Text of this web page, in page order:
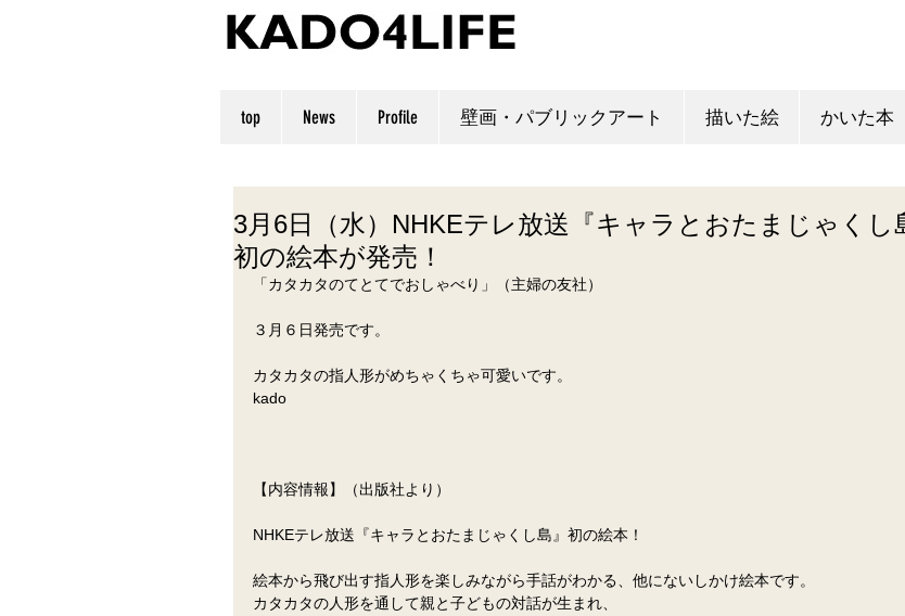
top News Profile 壁画・パブリックアート 描いた絵 かいた本
3月6日（水）NHKEテレ放送『キャラとおたまじゃくし
初の絵本が発売！
「カタカタのてとてでおしゃべり」（主婦の友社）
３月６日発売です。
カタカタの指人形がめちゃくちゃ可愛いです。
kado
【内容情報】（出版社より）
NHKEテレ放送『キャラとおたまじゃくし島』初の絵本！
絵本から飛び出す指人形を楽しみながら手話がわかる、他にないしかけ絵本です。
カタカタの人形を通して親と子どもの対話が生まれ、